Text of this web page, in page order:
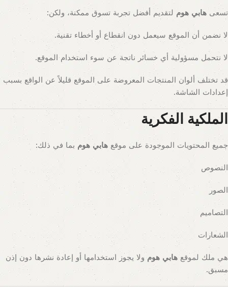
تسعى هابي هوم لتقديم أفضل تجربة تسوق ممكنة، ولكن:
لا نضمن أن الموقع سيعمل دون انقطاع أو أخطاء تقنية.
لا نتحمل مسؤولية أي خسائر ناتجة عن سوء استخدام الموقع.
قد تختلف ألوان المنتجات المعروضة على الموقع قليلاً عن الواقع بسبب
إعدادات الشاشة.
الملكية الفكرية
جميع المحتويات الموجودة على موقع هابي هوم بما في ذلك:
النصوص
الصور
التصاميم
الشعارات
هي ملك لموقع هابي هومولا يجوز استخدامها أو إعادة نشرها دون إذن
مسبق.